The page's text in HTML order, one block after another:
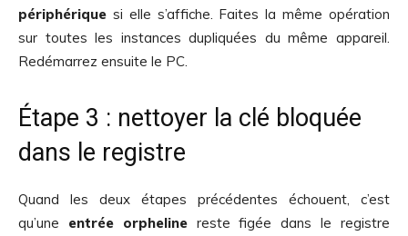
périphérique si elle s’affiche. Faites la même opération
sur toutes les instances dupliquées du même appareil.
Redémarrez ensuite le PC.
Étape 3 : nettoyer la clé bloquée
dans le registre
Quand les deux étapes précédentes échouent, c’est
qu’une entrée orphelinereste figée dans le registre